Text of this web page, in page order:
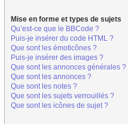
Mise en forme et types de sujets
Qu’est-ce que le BBCode ?
Puis-je insérer du code HTML ?
Que sont les émoticônes ?
Puis-je insérer des images ?
Que sont les annonces générales ?
Que sont les annonces ?
Que sont les notes ?
Que sont les sujets verrouillés ?
Que sont les icônes de sujet ?